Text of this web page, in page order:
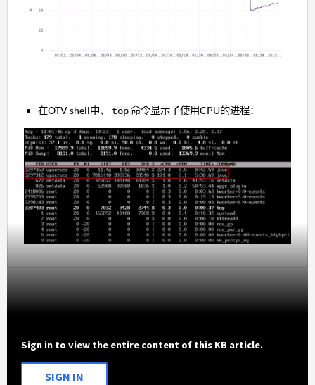
在OTV shell中、 top命令显示了使用CPU的进程：
Sign in to view the entire content of this KB article.
SIGN IN